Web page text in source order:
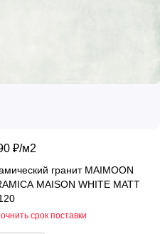
₽/м2
гранит MAIMOON
MAISON WHITE MATT
срок поставки